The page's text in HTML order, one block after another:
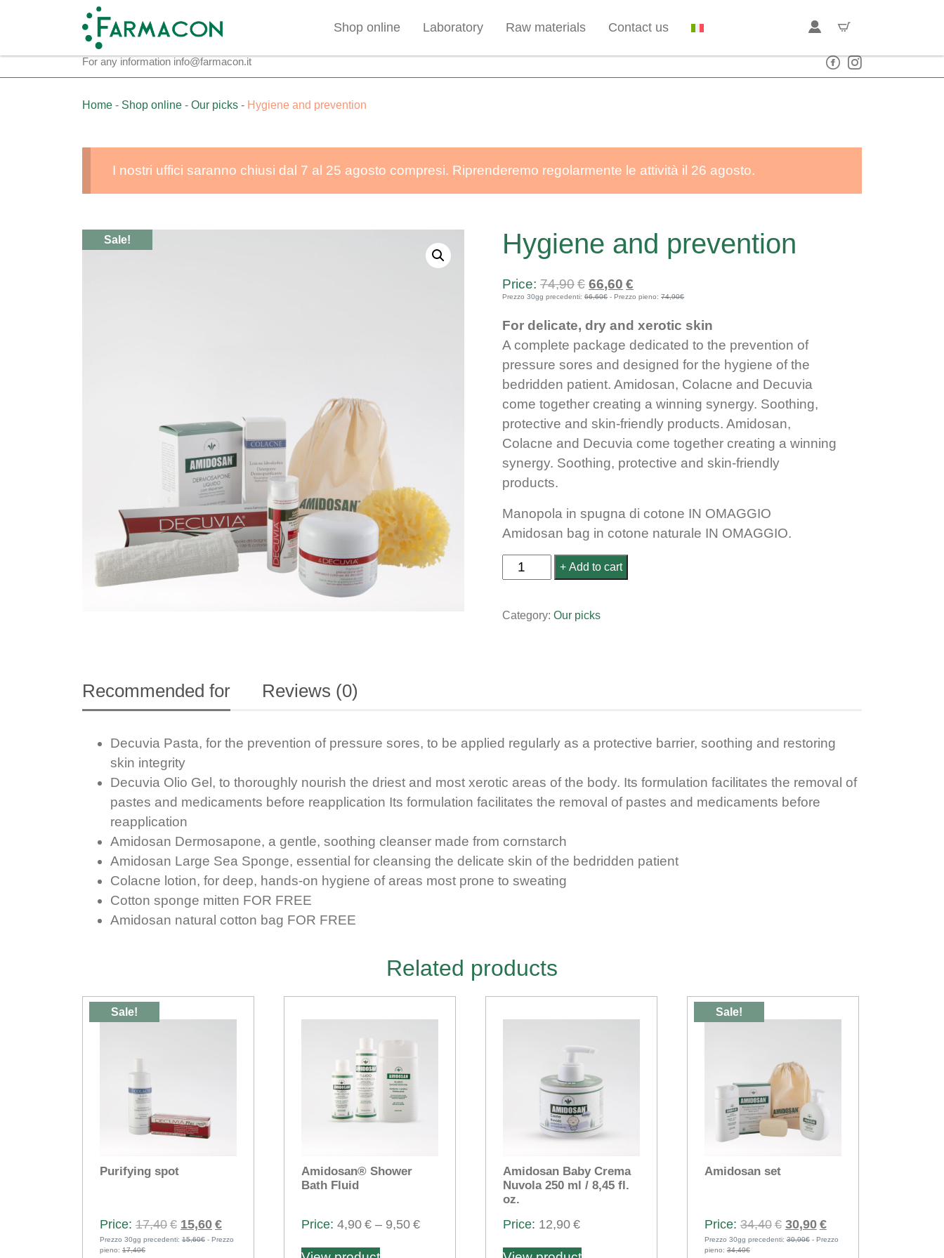
Ci prendiamo una pausa dal 7 al 25 agosto compresi.
For any information info@farmacon.it
Shop online Laboratory Raw materials Contact us
Home - Shop online - Our picks - Hygiene and prevention
I nostri uffici saranno chiusi dal 7 al 25 agosto compresi. Riprenderemo regolarmente le attività il 26 agosto.
Sale! Hygiene and prevention
74,90€ Original
price
was:
74,90€.
66,60 €
price
is:
66,60€.
Prezzo 30gg precedenti:66,60€ - Prezzo pieno:74,90€
For delicate, dry and xerotic skin
A complete package dedicated to the prevention of
pressure sores and designed for the hygiene of the
bedridden patient. Amidosan, Colacne and Decuvia
come together creating a winning synergy. Soothing,
protective and skin-friendly products. Amidosan,
Colacne and Decuvia come together creating a winning
synergy. Soothing, protective and skin-friendly
products.
Manopola in spugna di cotone IN OMAGGIO
Amidosan bag in cotone naturale IN OMAGGIO.
Hygiene
and
quantity
Add to cart
Category:Our picks
Recommended for Reviews (0)
Decuvia Pasta, for the prevention of pressure sores, to be applied regularly as a protective barrier, soothing and restoring
skin integrity
Decuvia Olio Gel, to thoroughly nourish the driest and most xerotic areas of the body. Its formulation facilitates the removal of
pastes and medicaments before reapplication Its formulation facilitates the removal of pastes and medicaments before
reapplication
Amidosan Dermosapone, a gentle, soothing cleanser made from cornstarch
Amidosan Large Sea Sponge, essential for cleansing the delicate skin of the bedridden patient
Colacne lotion, for deep, hands-on hygiene of areas most prone to sweating
Cotton sponge mitten FOR FREE
Amidosan natural cotton bag FOR FREE
Related products
Sale!
Purifying spot
17,40 € Original
price
15,60 €Current
price
Prezzo 30gg precedenti: 15,60€ - Prezzo
pieno: 17,40€
Amidosan® Shower
Bath Fluid
4,90 € – 9,50 €Price
Amidosan Baby Crema
Nuvola 250 ml / 8,45 fl.
oz.
12,90 €
Sale!
Amidosan set
34,40 € Original
price
30,90 €Current
price
Prezzo 30gg precedenti:30,90€- Prezzo
pieno:34,40€